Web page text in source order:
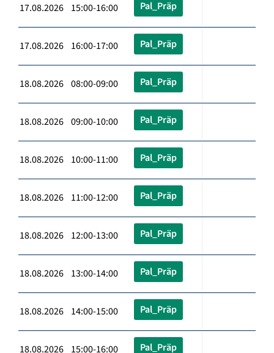
17.08.2026 15:00-16:00 Pal_Präp
17.08.2026 16:00-17:00 Pal_Präp
18.08.2026 08:00-09:00 Pal_Präp
18.08.2026 09:00-10:00 Pal_Präp
18.08.2026 10:00-11:00 Pal_Präp
18.08.2026 11:00-12:00 Pal_Präp
18.08.2026 12:00-13:00 Pal_Präp
18.08.2026 13:00-14:00 Pal_Präp
18.08.2026 14:00-15:00 Pal_Präp
18.08.2026 15:00-16:00 Pal_Präp